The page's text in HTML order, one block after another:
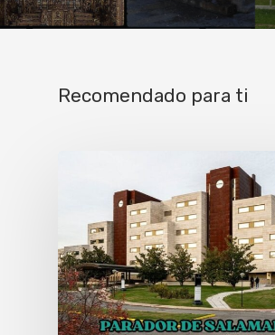
Recomendado para ti